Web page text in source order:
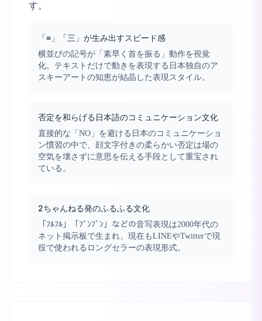
す。
「≡」「三」が生み出すスピード感
横並びの記号が「素早く首を振る」動作を視覚
化。テキストだけで動きを表現する日本独自のア
スキーアートの知恵が結晶した表現スタイル。
否定を和らげる日本語のコミュニケーション文化
直接的な「NO」を避ける日本のコミュニケーショ
ン慣習の中で、顔文字付きの柔らかい否定は場の
空気を壊さずに意思を伝える手段として重宝され
ている。
2ちゃんねる発のふるふる文化
「ﾌﾙﾌﾙ」「ﾌﾞﾝﾌﾞﾝ」などの音写表現は2000年代の
ネット掲示板で生まれ、現在もLINEやTwitterで現
役で使われるロングセラーの表現形式。